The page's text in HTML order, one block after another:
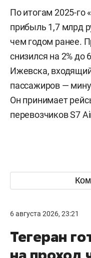
По итогам 2025-го
прибыль 1,7 млрд
чем годом ранее.
снизился на 2% до
Ижевска,
пассажиров —
Он принимает
перевозчиков S7
6 августа 2026, 23:21
Тегеран